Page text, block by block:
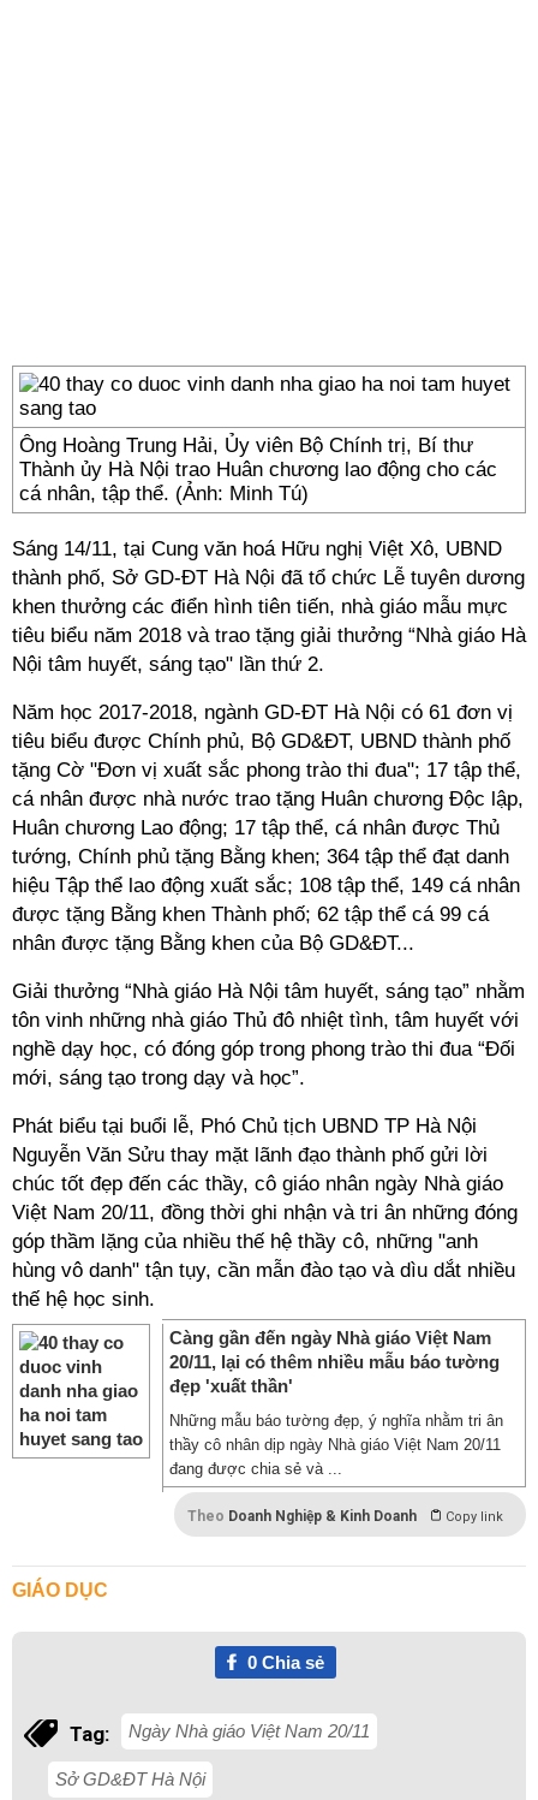
Ông Hoàng Trung Hải, Ủy viên Bộ Chính trị, Bí thư
Thành ủy Hà Nội trao Huân chương lao động cho các
cá nhân, tập thể. (Ảnh: Minh Tú)
Sáng 14/11, tại Cung văn hoá Hữu nghị Việt Xô, UBND
thành phố, Sở GD-ĐT Hà Nội đã tổ chức Lễ tuyên dương
khen thưởng các điển hình tiên tiến, nhà giáo mẫu mực
tiêu biểu năm 2018 và trao tặng giải thưởng “Nhà giáo Hà
Nội tâm huyết, sáng tạo" lần thứ 2.
Năm học 2017-2018, ngành GD-ĐT Hà Nội có 61 đơn vị
tiêu biểu được Chính phủ, Bộ GD&ĐT, UBND thành phố
tặng Cờ "Đơn vị xuất sắc phong trào thi đua"; 17 tập thể,
cá nhân được nhà nước trao tặng Huân chương Độc lập,
Huân chương Lao động; 17 tập thể, cá nhân được Thủ
tướng, Chính phủ tặng Bằng khen; 364 tập thể đạt danh
hiệu Tập thể lao động xuất sắc; 108 tập thể, 149 cá nhân
được tặng Bằng khen Thành phố; 62 tập thể cá 99 cá
nhân được tặng Bằng khen của Bộ GD&ĐT...
Giải thưởng “Nhà giáo Hà Nội tâm huyết, sáng tạo” nhằm
tôn vinh những nhà giáo Thủ đô nhiệt tình, tâm huyết với
nghề dạy học, có đóng góp trong phong trào thi đua “Đối
mới, sáng tạo trong dạy và học”.
Phát biểu tại buổi lễ, Phó Chủ tịch UBND TP Hà Nội
Nguyễn Văn Sửu thay mặt lãnh đạo thành phố gửi lời
chúc tốt đẹp đến các thầy, cô giáo nhân ngày Nhà giáo
Việt Nam 20/11, đồng thời ghi nhận và tri ân những đóng
góp thầm lặng của nhiều thế hệ thầy cô, những "anh
hùng vô danh" tận tụy, cần mẫn đào tạo và dìu dắt nhiều
thế hệ học sinh.
Càng gần đến ngày Nhà giáo Việt Nam
20/11, lại có thêm nhiều mẫu báo tường
đẹp 'xuất thần'
Những mẫu báo tường đẹp, ý nghĩa nhằm tri ân
thầy cô nhân dịp ngày Nhà giáo Việt Nam 20/11
đang được chia sẻ và ...
Theo Doanh Nghiệp & Kinh Doanh Copy link
GIÁO DỤC
0Chia sẻ
Tag: Ngày Nhà giáo Việt Nam 20/11
Sở GD&ĐT Hà Nội